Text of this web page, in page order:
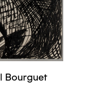
Bourguet